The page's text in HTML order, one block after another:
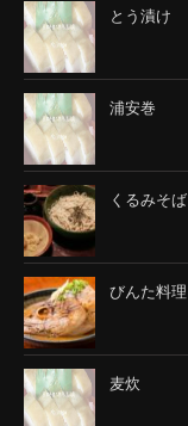
とう漬け
浦安巻
くるみそば
びんた料理
麦炊